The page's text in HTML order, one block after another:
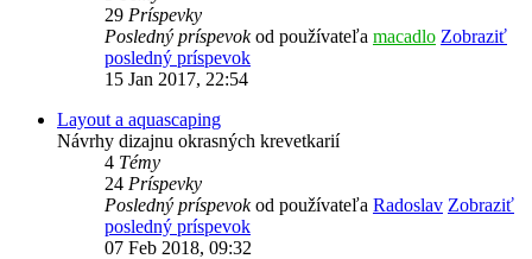
29 Príspevky
Posledný príspevokod používateľa macadlo Zobraziť
posledný príspevok
15 Jan 2017, 22:54
Layout a aquascaping
Návrhy dizajnu okrasných krevetkarií
4 Témy
24 Príspevky
Posledný príspevokod používateľa Radoslav Zobraziť
posledný príspevok
07 Feb 2018, 09:32